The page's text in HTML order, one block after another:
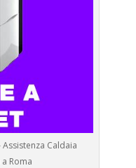
Caldaia
Roma